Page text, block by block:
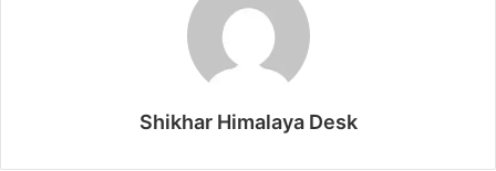
Shikhar Himalaya Desk